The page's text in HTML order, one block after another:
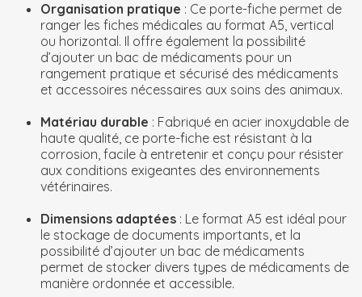
Organisation pratique : Ce porte-fiche permet de
ranger les fiches médicales au format A5, vertical
ou horizontal. Il offre également la possibilité
d’ajouter un bac de médicaments pour un
rangement pratique et sécurisé des médicaments
et accessoires nécessaires aux soins des animaux.
Matériau durable : Fabriqué en acier inoxydable de
haute qualité, ce porte-fiche est résistant à la
corrosion, facile à entretenir et conçu pour résister
aux conditions exigeantes des environnements
vétérinaires.
Dimensions adaptées : Le format A5 est idéal pour
le stockage de documents importants, et la
possibilité d’ajouter un bac de médicaments
permet de stocker divers types de médicaments de
manière ordonnée et accessible.